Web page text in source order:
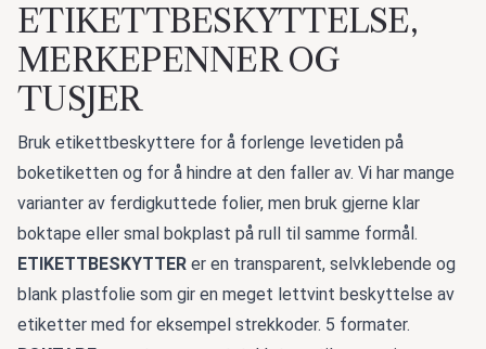
ETIKETTBESKYTTELSE,
MERKEPENNER OG
TUSJER
Bruk etikettbeskyttere for å forlenge levetiden på
boketiketten og for å hindre at den faller av. Vi har mange
varianter av ferdigkuttede folier, men bruk gjerne klar
boktape eller smal bokplast på rull til samme formål.
ETIKETTBESKYTTER er en transparent, selvklebende og
blank plastfolie som gir en meget lettvint beskyttelse av
etiketter med for eksempel strekkoder. 5 formater.